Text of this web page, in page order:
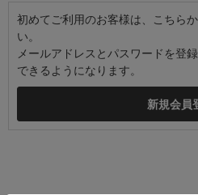
初めてご利用のお客様は、こちら
い。
メールアドレスとパスワードを登
できるようになります。